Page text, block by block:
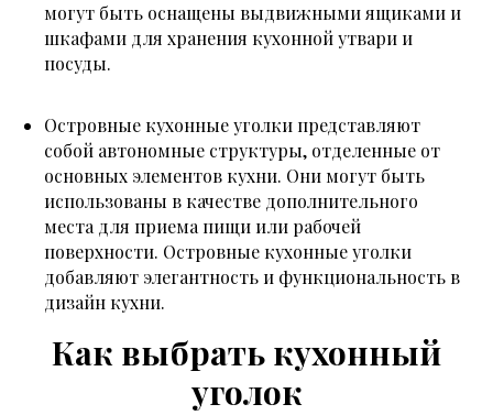
могут быть оснащены выдвижными ящиками и
шкафами для хранения кухонной утвари и
посуды.
Островные кухонные уголки представляют
собой автономные структуры, отделенные от
основных элементов кухни. Они могут быть
использованы в качестве дополнительного
места для приема пищи или рабочей
поверхности. Островные кухонные уголки
добавляют элегантность и функциональность в
дизайн кухни.
Как выбрать кухонный
уголок